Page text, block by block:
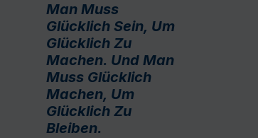
Man Muss
Glücklich Sein, Um
Glücklich Zu
Machen. Und Man
Muss Glücklich
Machen, Um
Glücklich Zu
Bleiben.